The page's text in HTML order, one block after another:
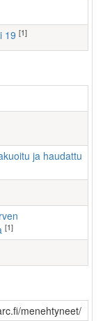
19 [1]
ja haudattu
[1]
menehtyneet/